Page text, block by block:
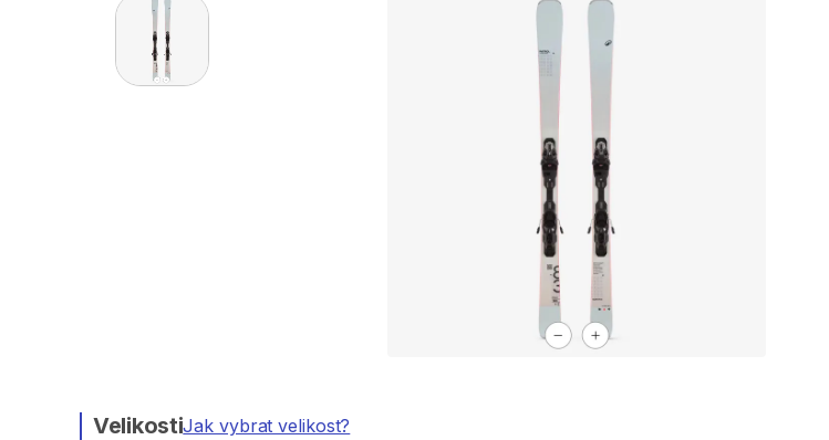
VelikostiJak vybrat velikost?